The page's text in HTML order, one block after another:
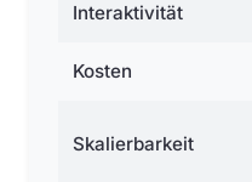
Interaktivität
Kosten
Skalierbarkeit